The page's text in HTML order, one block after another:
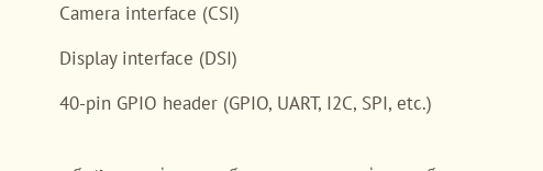
Camera interface (CSI)
Display interface (DSI)
40-pin GPIO header (GPIO, UART, I2C, SPI, etc.)